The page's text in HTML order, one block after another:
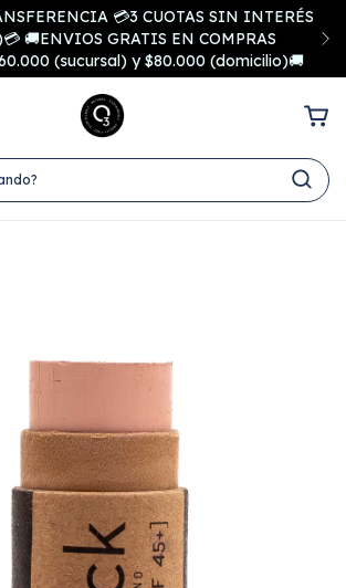
💳3 CUOTAS SIN INTERÉS
🚚ENVIOS GRATIS EN COMPRAS
(sucursal) y $80.000 (domicilio)🚚